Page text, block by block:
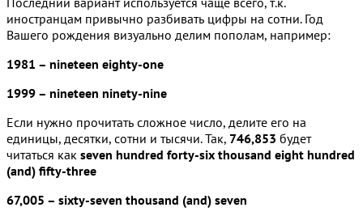
иностранцам привычно разбивать цифры на сотни. Год
Вашего рождения визуально делим пополам, например:
1981 – nineteen eighty-one
1999 – nineteen ninety-nine
Если нужно прочитать сложное число, делите его на
единицы, десятки, сотни и тысячи. Так, 746,853 будет
читаться как seven hundred forty-six thousand eight hundred
(and) fifty-three
67,005 – sixty-seven thousand (and) seven